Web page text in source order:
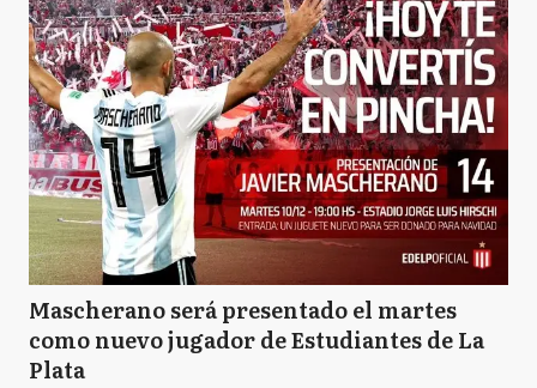
Mascherano será presentado el martes
como nuevo jugador de Estudiantes de La
Plata